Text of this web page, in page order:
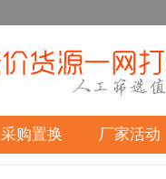
采购置换 厂家活动